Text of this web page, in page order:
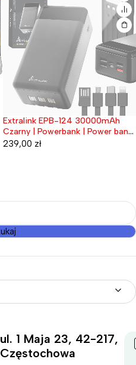
Wyprzedane
Xiaomi ZMI Aura 20K Power bank
| Powerbank | 20000 mAh, USB-
ul. 1 Maja 23, 42-217,
Częstochowa